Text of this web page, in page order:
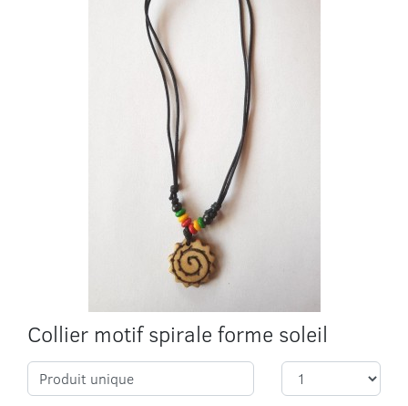
Collier motif spirale forme soleil
Produit unique